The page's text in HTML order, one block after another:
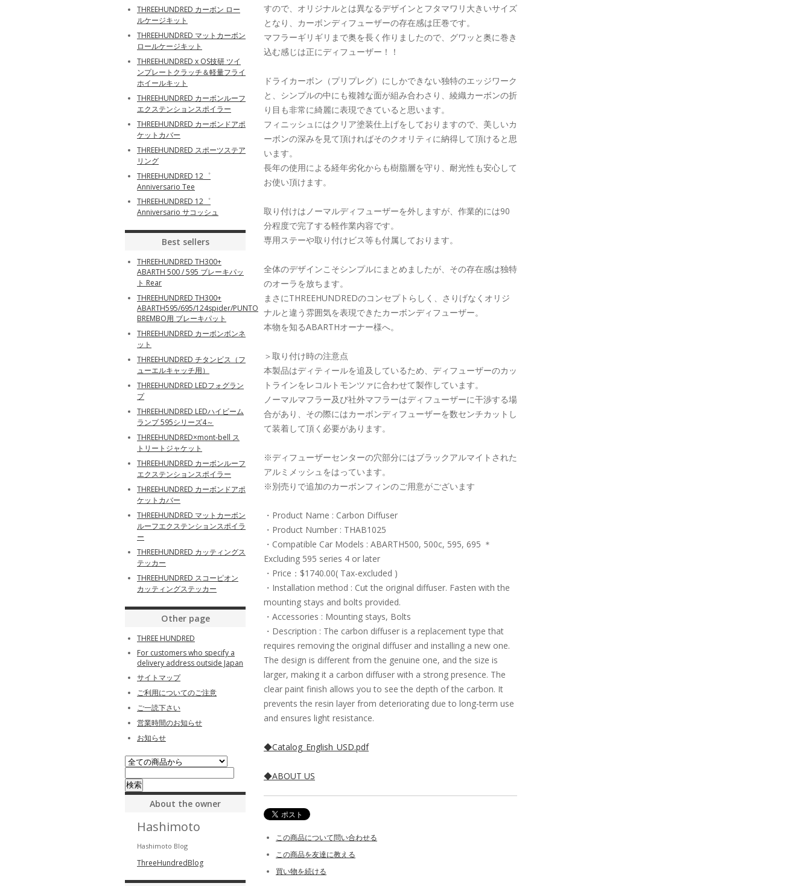
すので、オリジナルとは異なるデザインとフタマワリ大きいサイズ
となり、カーボンディフューザーの存在感は圧巻です。
マフラーギリギリまで奥を長く作りましたので、グワッと奥に巻き
込む感じは正にディフューザー！！
ドライカーボン（プリプレグ）にしかできない独特のエッジワーク
と、シンプルの中にも複雑な面が組み合わさり、綾織カーボンの折
り目も非常に綺麗に表現できていると思います。
フィニッシュにはクリア塗装仕上げをしておりますので、美しいカ
ーボンの深みを見て頂ければそのクオリティに納得して頂けると思
います。
長年の使用による経年劣化からも樹脂層を守り、耐光性も安心して
お使い頂けます。
取り付けはノーマルディフューザーを外しますが、作業的には90
分程度で完了する軽作業内容です。
専用ステーや取り付けビス等も付属しております。
全体のデザインこそシンプルにまとめましたが、その存在感は独特
のオーラを放ちます。
まさにTHREEHUNDREDのコンセプトらしく、さりげなくオリジ
ナルと違う雰囲気を表現できたカーボンディフューザー。
本物を知るABARTHオーナー様へ。
＞取り付け時の注意点
本製品はディティールを追及しているため、ディフューザーのカッ
トラインをレコルトモンツァに合わせて製作しています。
ノーマルマフラー及び社外マフラーはディフューザーに干渉する場
合があり、その際にはカーボンディフューザーを数センチカットし
て装着して頂く必要があります。
※ディフューザーセンターの穴部分にはブラックアルマイトされた
アルミメッシュをはっています。
※別売りで追加のカーボンフィンのご用意がございます
・Product Name : Carbon Diffuser
・Product Number : THAB1025
・Compatible Car Models : ABARTH500, 500c, 595, 695 ＊
Excluding 595 series 4 or later
・Price：$1740.00( Tax-excluded )
・Installation method : Cut the original diffuser. Fasten with the
mounting stays and bolts provided.
・Accessories : Mounting stays, Bolts
・Description : The carbon diffuser is a replacement type that
requires removing the original diffuser and installing a new one.
The design is different from the genuine one, and the size is
larger, making it a carbon diffuser with a strong presence. The
clear paint finish allows you to see the depth of the carbon. It
prevents the resin layer from deteriorating due to long-term use
and ensures light resistance.
◆Catalog_English_USD.pdf
◆ABOUT US
この商品について問い合わせる
この商品を友達に教える
買い物を続ける
THREEHUNDRED カーボン ロー
ルケージキット
THREEHUNDRED マットカーボン
ロールケージキット
THREEHUNDRED x OS技研 ツイ
ンプレートクラッチ＆軽量フライ
ホイールキット
THREEHUNDRED カーボンルーフ
エクステンションスポイラー
THREEHUNDRED カーボンドアポ
ケットカバー
THREEHUNDRED スポーツステア
リング
THREEHUNDRED 12゜
Anniversario Tee
THREEHUNDRED 12゜
Anniversario サコッシュ
Best sellers
THREEHUNDRED TH300+
ABARTH 500 / 595 ブレーキパッ
ト Rear
THREEHUNDRED TH300+
ABARTH595/695/124spider/PUNTO
BREMBO用 ブレーキパット
THREEHUNDRED カーボンボンネ
ット
THREEHUNDRED チタンビス（フ
ューエルキャッチ用）
THREEHUNDRED LEDフォグラン
プ
THREEHUNDRED LEDハイビーム
ランプ 595シリーズ4～
THREEHUNDRED×mont-bell ス
トリートジャケット
THREEHUNDRED カーボンルーフ
エクステンションスポイラー
THREEHUNDRED カーボンドアポ
ケットカバー
THREEHUNDRED マットカーボン
ルーフエクステンションスポイラ
ー
THREEHUNDRED カッティングス
テッカー
THREEHUNDRED スコーピオン
カッティングステッカー
Other page
THREE HUNDRED
For customers who specify a
delivery address outside Japan
サイトマップ
ご利用についてのご注意
ご一読下さい
営業時間のお知らせ
お知らせ
About the owner
Hashimoto
Hashimoto Blog
ThreeHundredBlog